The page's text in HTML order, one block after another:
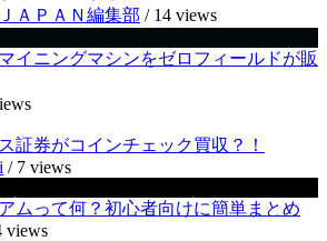
ＡＰＡＮ編集部 / 14 views
イニングマシンをゼロフィールドが販
証券がコインチェック買収？！
/ 7 views
ムって何？初心者向けに簡単まとめ
views